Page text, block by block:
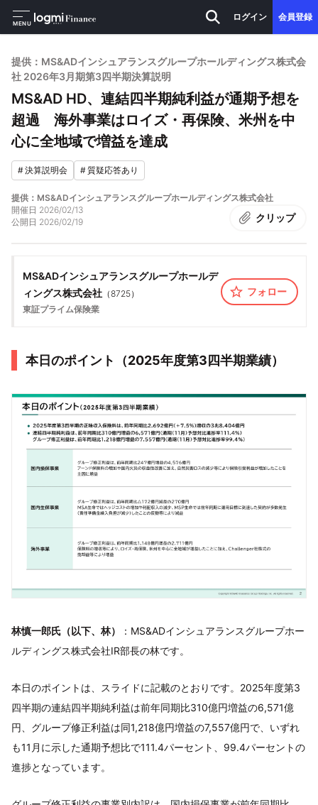
MENU
ログイン 会員登録
提供：MS&ADインシュアランスグループホールディングス株式会
社 2026年3月期第3四半期決算説明
MS&AD HD、連結四半期純利益が通期予想を
超過 海外事業はロイズ・再保険、米州を中
心に全地域で増益を達成
#決算説明会 #質疑応答あり
提供：MS&ADインシュアランスグループホールディングス株式会社
開催日 2026/02/13
公開日 2026/02/19 クリップ
MS&ADインシュアランスグループホールデ
ィングス株式会社 （8725）
東証プライム保険業
フォロー
本日のポイント（2025年度第3四半期業績）
林慎一郎氏（以下、林）
：MS&ADインシュアランスグループホー
ルディングス株式会社IR部長の林です。
本日のポイントは、スライドに記載のとおりです。2025年度第3
四半期の連結四半期純利益は前年同期比310億円増益の6,571億
円、グループ修正利益は同1,218億円増益の7,557億円で、いずれ
も11月に示した通期予想比で111.4パーセント、99.4パーセントの
進捗となっています。